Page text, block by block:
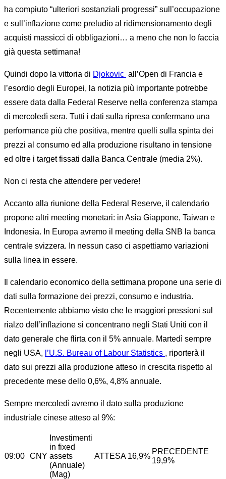
ha compiuto “ulteriori sostanziali progressi” sull’occupazione
e sull’inflazione come preludio al ridimensionamento degli
acquisti massicci di obbligazioni… a meno che non lo faccia
già questa settimana!
Quindi dopo la vittoria di Djokovic all’Open di Francia e
l’esordio degli Europei, la notizia più importante potrebbe
essere data dalla Federal Reserve nella conferenza stampa
di mercoledì sera. Tutti i dati sulla ripresa confermano una
performance più che positiva, mentre quelli sulla spinta dei
prezzi al consumo ed alla produzione risultano in tensione
ed oltre i target fissati dalla Banca Centrale (media 2%).
Non ci resta che attendere per vedere!
Accanto alla riunione della Federal Reserve, il calendario
propone altri meeting monetari: in Asia Giappone, Taiwan e
Indonesia. In Europa avremo il meeting della SNB la banca
centrale svizzera. In nessun caso ci aspettiamo variazioni
sulla linea in essere.
Il calendario economico della settimana propone una serie di
dati sulla formazione dei prezzi, consumo e industria.
Recentemente abbiamo visto che le maggiori pressioni sul
rialzo dell’inflazione si concentrano negli Stati Uniti con il
dato generale che flirta con il 5% annuale. Martedì sempre
negli USA, l’U.S. Bureau of Labour Statistics , riporterà il
dato sui prezzi alla produzione atteso in crescita rispetto al
precedente mese dello 0,6%, 4,8% annuale.
Sempre mercoledì avremo il dato sulla produzione
industriale cinese atteso al 9%:
09:00 CNY
Investimenti
in fixed
assets
(Annuale)
(Mag)
ATTESA 16,9%
PRECEDENTE
19,9%